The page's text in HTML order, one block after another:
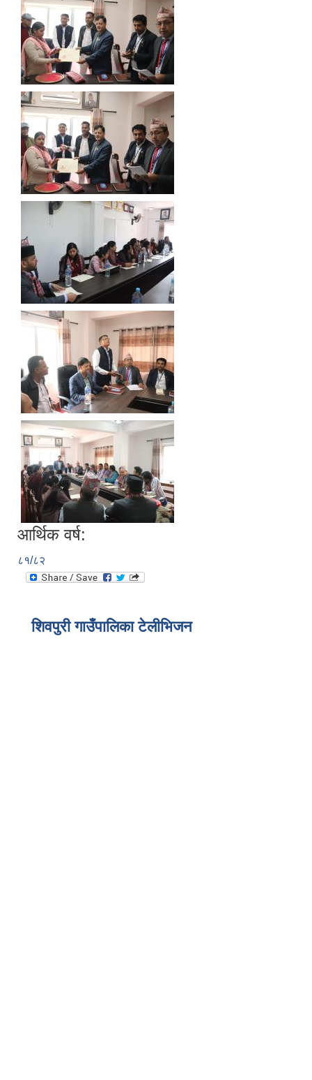
आर्थिक वर्ष:
८१/८२
शिवपुरी गाउँपालिका टेलीभिजन